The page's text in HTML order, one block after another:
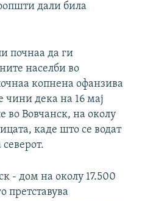
дали била
почнаа да ги
населби во
копнена офанзива
чини дека на 16 мај
во Вовчанск, на околу
каде што се водат
- дом на околу 17.500
претставува